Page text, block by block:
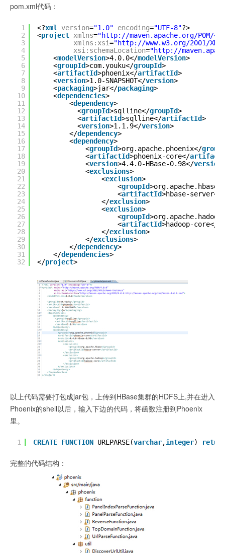
pom.xml代码：
1
2
3
4
5
6
7
8
9
10
11
12
13
14
15
16
17
18
19
20
21
22
23
24
25
26
27
28
29
30
31
32
<?xml version="1.0" encoding="UTF-8"?>
<project xmlns="http://maven.apache.org/POM/
xmlns:xsi="http://www.w3.org/2001/
xsi:schemaLocation="http://
<modelVersion>4.0.0</modelVersion>
<groupId>com.youku</groupId>
<artifactId>phoenix</artifactId>
<version>1.0-SNAPSHOT</version>
<packaging>jar</packaging>
<dependencies>
<dependency>
<groupId>sqlline</groupId>
<artifactId>sqlline</artifactId>
<version>1.1.9</version>
</dependency>
<dependency>
<groupId>org.apache.phoenix</
<artifactId>phoenix-core</
<version>4.4.0-HBase-0.98</version
<exclusions>
<exclusion>
<groupId
<artifactId>hbase-server</
</exclusion>
<exclusion>
<groupId
<artifactId>hadoop-core</
</exclusion>
</exclusions>
</dependency>
</dependencies>
</project>
以上代码需要打包成jar包，上传到HBase集群的HDFS上,并在进入
Phoenix的shell以后，输入下边的代码，将函数注册到Phoenix
里。
1 CREATE FUNCTION URLPARSE(varchar,integer)
完整的代码结构：